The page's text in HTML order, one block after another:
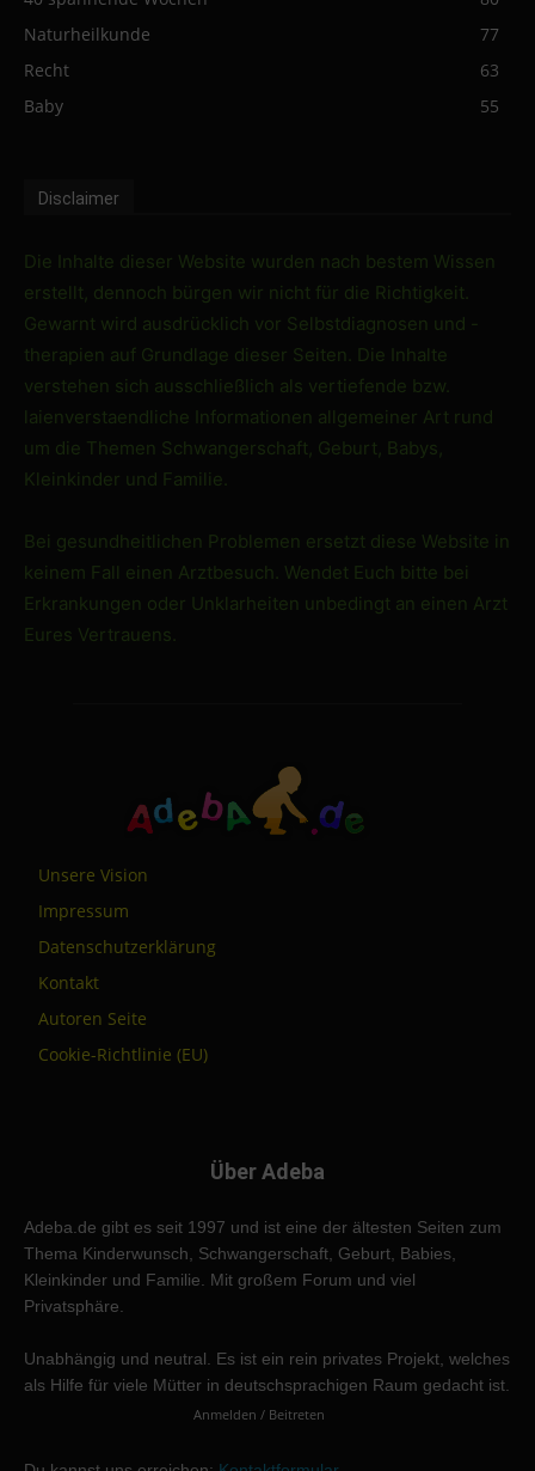
Naturheilkunde
77
Recht
63
Baby
55
Disclaimer
Die Inhalte dieser Website wurden nach bestem Wissen
erstellt, dennoch bürgen wir nicht für die Richtigkeit.
Gewarnt wird ausdrücklich vor Selbstdiagnosen und -
therapien auf Grundlage dieser Seiten. Die Inhalte
verstehen sich ausschließlich als vertiefende bzw.
laienverstaendliche Informationen allgemeiner Art rund
um die Themen Schwangerschaft, Geburt, Babys,
Kleinkinder und Familie.
Bei gesundheitlichen Problemen ersetzt diese Website in
keinem Fall einen Arztbesuch. Wendet Euch bitte bei
Erkrankungen oder Unklarheiten unbedingt an einen Arzt
Eures Vertrauens.
Unsere Vision
Impressum
Datenschutzerklärung
Kontakt
Autoren Seite
Cookie-Richtlinie (EU)
Über Adeba
Adeba.de gibt es seit 1997 und ist eine der ältesten Seiten zum
Thema Kinderwunsch, Schwangerschaft, Geburt, Babies,
Kleinkinder und Familie. Mit großem Forum und viel
Privatsphäre.
Unabhängig und neutral. Es ist ein rein privates Projekt, welches
als Hilfe für viele Mütter in deutschsprachigen Raum gedacht ist.
Anmelden / Beitreten